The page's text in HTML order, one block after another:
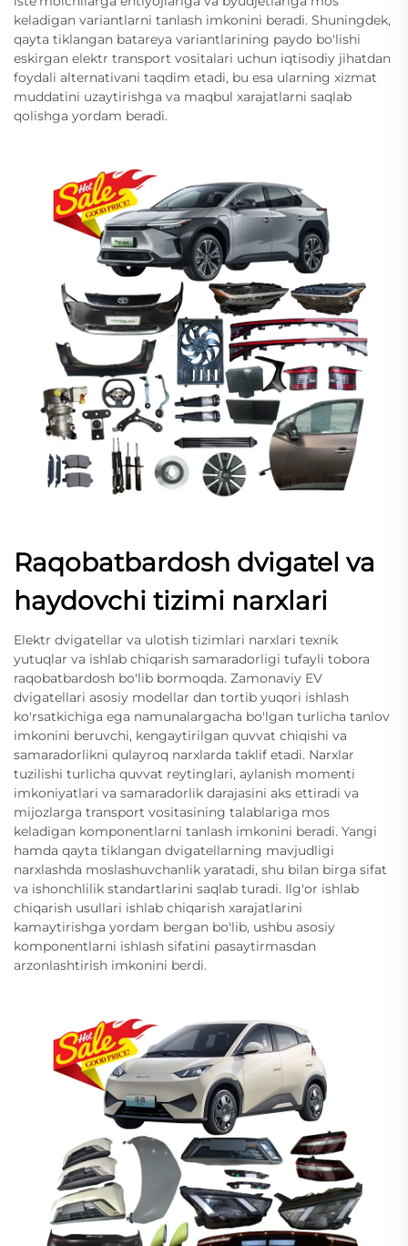
keladigan variantlarni tanlash imkonini beradi. Shuningdek,
qayta tiklangan batareya variantlarining paydo bo'lishi
eskirgan elektr transport vositalari uchun iqtisodiy jihatdan
foydali alternativani taqdim etadi, bu esa ularning xizmat
muddatini uzaytirishga va maqbul xarajatlarni saqlab
qolishga yordam beradi.
Raqobatbardosh dvigatel va
haydovchi tizimi narxlari
Elektr dvigatellar va ulotish tizimlari narxlari texnik
yutuqlar va ishlab chiqarish samaradorligi tufayli tobora
raqobatbardosh bo'lib bormoqda. Zamonaviy EV
dvigatellari asosiy modellar dan tortib yuqori ishlash
ko'rsatkichiga ega namunalargacha bo'lgan turlicha tanlov
imkonini beruvchi, kengaytirilgan quvvat chiqishi va
samaradorlikni qulayroq narxlarda taklif etadi. Narxlar
tuzilishi turlicha quvvat reytinglari, aylanish momenti
imkoniyatlari va samaradorlik darajasini aks ettiradi va
mijozlarga transport vositasining talablariga mos
keladigan komponentlarni tanlash imkonini beradi. Yangi
hamda qayta tiklangan dvigatellarning mavjudligi
narxlashda moslashuvchanlik yaratadi, shu bilan birga sifat
va ishonchlilik standartlarini saqlab turadi. Ilg'or ishlab
chiqarish usullari ishlab chiqarish xarajatlarini
kamaytirishga yordam bergan bo'lib, ushbu asosiy
komponentlarni ishlash sifatini pasaytirmasdan
arzonlashtirish imkonini berdi.